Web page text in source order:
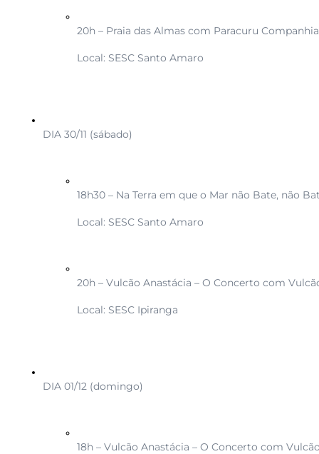
20h – Praia das Almas com Paracuru
Local: SESC Santo Amaro
DIA 30/11 (sábado)
18h30 – Na Terra em que o Mar não Bate, não
Local: SESC Santo Amaro
20h – Vulcão Anastácia – O Concerto com
Local: SESC Ipiranga
DIA 01/12 (domingo)
18h – Vulcão Anastácia – O Concerto com